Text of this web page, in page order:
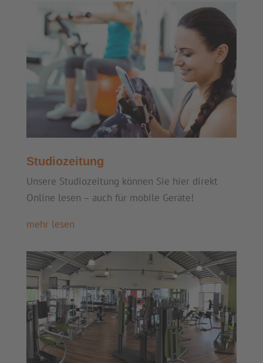
Studiozeitung
Unsere Studiozeitung können Sie hier direkt
Online lesen – auch für mobile Geräte!
mehr lesen